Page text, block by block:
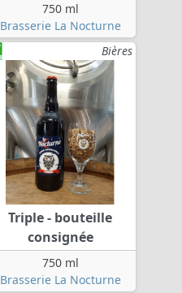
750 ml
Brasserie La Nocturne
Bières
Triple - bouteille
consignée
750 ml
Brasserie La Nocturne